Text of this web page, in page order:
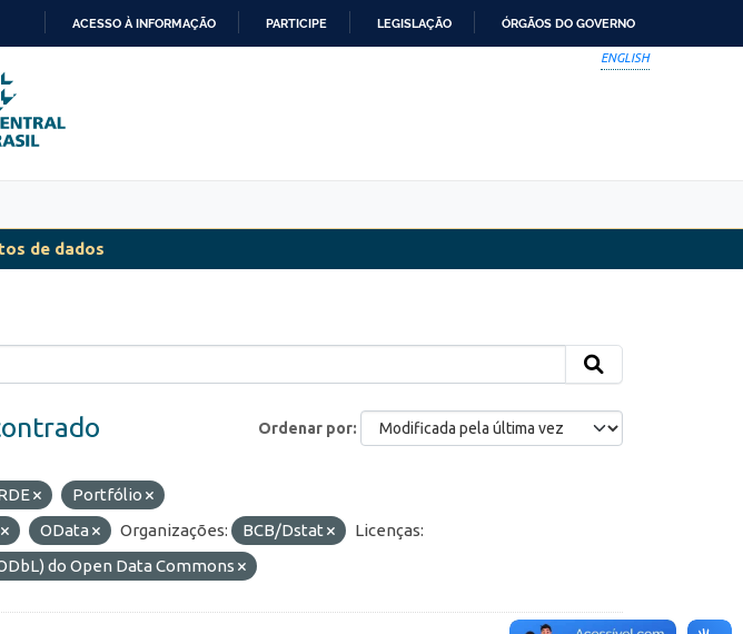
ACESSO À INFORMAÇÃO PARTICIPE LEGISLAÇÃO ÓRGÃOS DO GOVERNO
ENGLISH
de dados
Ordenar por
Portfólio
OData Organizações: BCB/Dstat
Licenças:
do Open Data Commons